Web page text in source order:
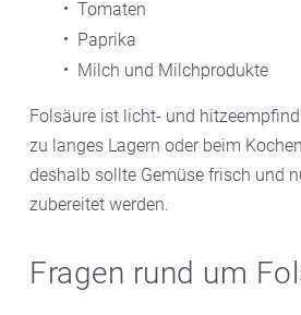
Tomaten
Paprika
Milch und Milchprodukte
Folsäure ist licht- und
zu langes Lagern oder beim
deshalb sollte Gemüse frisch und
zubereitet werden.
Fragen rund um